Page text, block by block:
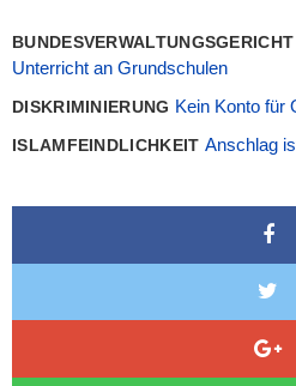
BUNDESVERWALTUNGSGERICHT
Unterricht an Grundschulen
DISKRIMINIERUNG Kein Konto für
ISLAMFEINDLICHKEIT Anschlag